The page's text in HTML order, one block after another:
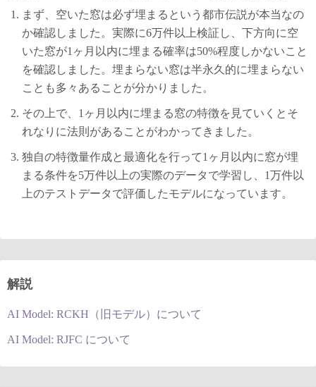
まず、空いた窓は必ず埋まるという都市伝説が本当なの
か確認しました。実際に6万件以上検証し、下方向に空
いた窓が1ヶ月以内に埋まる確率は50%程度しかないこと
を確認しました。埋まらない窓は半永久的に埋まらない
ことも多々あることが分かりました。
その上で、1ヶ月以内に埋まる窓の特徴を見ていくとそ
れなりに法則があることがわかってきました。
独自の特徴量作成と最適化を行って1ヶ月以内に窓が埋
まる条件を5万件以上の実際のデータで学習し、1万件以
上のテストデータで評価したモデルになっています。
解説
AI Model: RCKH（旧モデル）について
AI Model: RJFC について